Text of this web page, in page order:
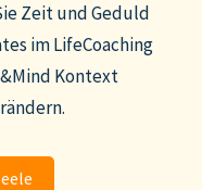
Zeit und Geduld
im LifeCoaching
Kontext